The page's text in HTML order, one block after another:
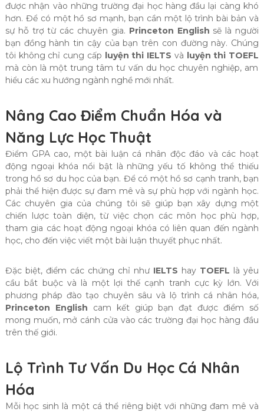
được nhận vào những trường đại học hàng đầu lại càng khó
hơn. Để có một hồ sơ mạnh, bạn cần một lộ trình bài bản và
sự hỗ trợ từ các chuyên gia. Princeton English sẽ là người
bạn đồng hành tin cậy của bạn trên con đường này. Chúng
tôi không chỉ cung cấp luyện thi IELTS và luyện thi TOEFL
mà còn là một trung tâm tư vấn du học chuyên nghiệp, am
hiểu các xu hướng ngành nghề mới nhất.
Nâng Cao Điểm Chuẩn Hóa và
Năng Lực Học Thuật
Điểm GPA cao, một bài luận cá nhân độc đáo và các hoạt
động ngoại khóa nổi bật là những yếu tố không thể thiếu
trong hồ sơ du học của bạn. Để có một hồ sơ cạnh tranh, bạn
phải thể hiện được sự đam mê và sự phù hợp với ngành học.
Các chuyên gia của chúng tôi sẽ giúp bạn xây dựng một
chiến lược toàn diện, từ việc chọn các môn học phù hợp,
tham gia các hoạt động ngoại khóa có liên quan đến ngành
học, cho đến việc viết một bài luận thuyết phục nhất.
Đặc biệt, điểm các chứng chỉ như IELTS hay TOEFL là yêu
cầu bắt buộc và là một lợi thế cạnh tranh cực kỳ lớn. Với
phương pháp đào tạo chuyên sâu và lộ trình cá nhân hóa,
Princeton English cam kết giúp bạn đạt được điểm số
mong muốn, mở cánh cửa vào các trường đại học hàng đầu
trên thế giới.
Lộ Trình Tư Vấn Du Học Cá Nhân
Hóa
Mỗi học sinh là một cá thể riêng biệt với những đam mê và